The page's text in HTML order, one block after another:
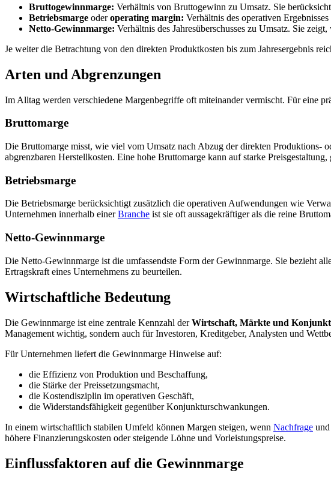
Bruttogewinnmarge: Verhältnis von Bruttogewinn zu Umsatz. Sie
Betriebsmarge oderoperating margin: Verhältnis des operativen
Netto-Gewinnmarge: Verhältnis des Jahresüberschusses zu Umsatz. Sie
Je weiter die Betrachtung von den direkten Produktkosten bis zum Jahresergebnis
Arten und Abgrenzungen
Im Alltag werden verschiedene Margenbegriffe oft miteinander vermischt. Für eine
Bruttomarge
Die Bruttomarge misst, wie viel vom Umsatz nach Abzug der direkten Produktions-
abgrenzbaren Herstellkosten. Eine hohe Bruttomarge kann auf starke
Betriebsmarge
Die Betriebsmarge berücksichtigt zusätzlich die operativen Aufwendungen wie
Unternehmen innerhalb einerBranche ist sie oft aussagekräftiger als die reine
Netto-Gewinnmarge
Die Netto-Gewinnmarge ist die umfassendste Form der Gewinnmarge. Sie bezieht
Ertragskraft eines Unternehmens zu beurteilen.
Wirtschaftliche Bedeutung
Die Gewinnmarge ist eine zentrale Kennzahl derWirtschaft, Märkte und
Management wichtig, sondern auch für Investoren, Kreditgeber, Analysten und
Für Unternehmen liefert die Gewinnmarge Hinweise auf:
die Effizienz von Produktion und Beschaffung,
die Stärke der Preissetzungsmacht,
die Kostendisziplin im operativen Geschäft,
die Widerstandsfähigkeit gegenüber Konjunkturschwankungen.
In einem wirtschaftlich stabilen Umfeld können Margen steigen, wenn Nachfrage
höhere Finanzierungskosten oder steigende Löhne und Vorleistungspreise.
Einflussfaktoren auf die Gewinnmarge